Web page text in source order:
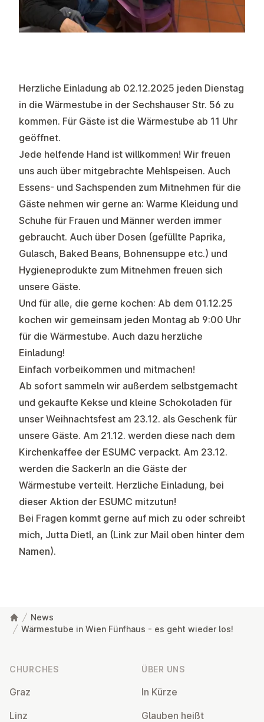
Herzliche Einladung ab 02.12.2025 jeden Dienstag
in die Wärmestube in der Sechshauser Str. 56 zu
kommen. Für Gäste ist die Wärmestube ab 11 Uhr
geöffnet.
Jede helfende Hand ist willkommen! Wir freuen
uns auch über mitgebrachte Mehlspeisen. Auch
Essens- und Sachspenden zum Mitnehmen für die
Gäste nehmen wir gerne an: Warme Kleidung und
Schuhe für Frauen und Männer werden immer
gebraucht. Auch über Dosen (gefüllte Paprika,
Gulasch, Baked Beans, Bohnensuppe etc.) und
Hygieneprodukte zum Mitnehmen freuen sich
unsere Gäste.
Und für alle, die gerne kochen: Ab dem 01.12.25
kochen wir gemeinsam jeden Montag ab 9:00 Uhr
für die Wärmestube. Auch dazu herzliche
Einladung!
Einfach vorbeikommen und mitmachen!
Ab sofort sammeln wir außerdem selbstgemacht
und gekaufte Kekse und kleine Schokoladen für
unser Weihnachtsfest am 23.12. als Geschenk für
unsere Gäste. Am 21.12. werden diese nach dem
Kirchenkaffee der ESUMC verpackt. Am 23.12.
werden die Sackerln an die Gäste der
Wärmestube verteilt. Herzliche Einladung, bei
dieser Aktion der ESUMC mitzutun!
Bei Fragen kommt gerne auf mich zu oder schreibt
mich, Jutta Dietl, an (Link zur Mail oben hinter dem
Namen).
News
Wärmestube in Wien Fünfhaus - es geht wieder los!
CHURCHES
Graz
Linz
ÜBER UNS
In Kürze
Glauben heißt